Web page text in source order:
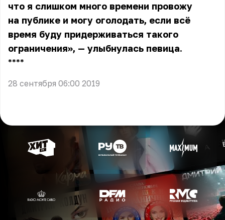
что я слишком много времени провожу
на публике и могу оголодать, если всё
время буду придерживаться такого
ограничения», — улыбнулась певица.
** **
28 сентября 06:00 2019